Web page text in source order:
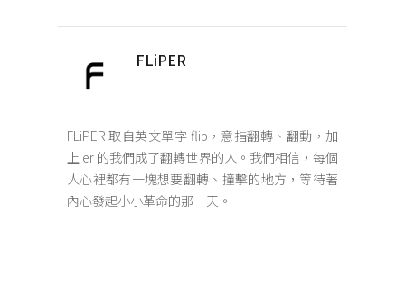
FLiPER
FLiPER 取自英文單字 flip，意指翻轉、翻動，加
上 er 的我們成了翻轉世界的人。我們相信，每個
人心裡都有一塊想要翻轉、撞擊的地方，等待著
內心發起小小革命的那一天。